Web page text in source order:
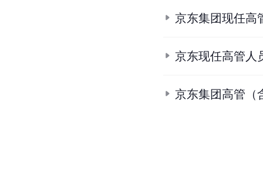
京东集团现任高
京东现任高管人
京东集团高管（